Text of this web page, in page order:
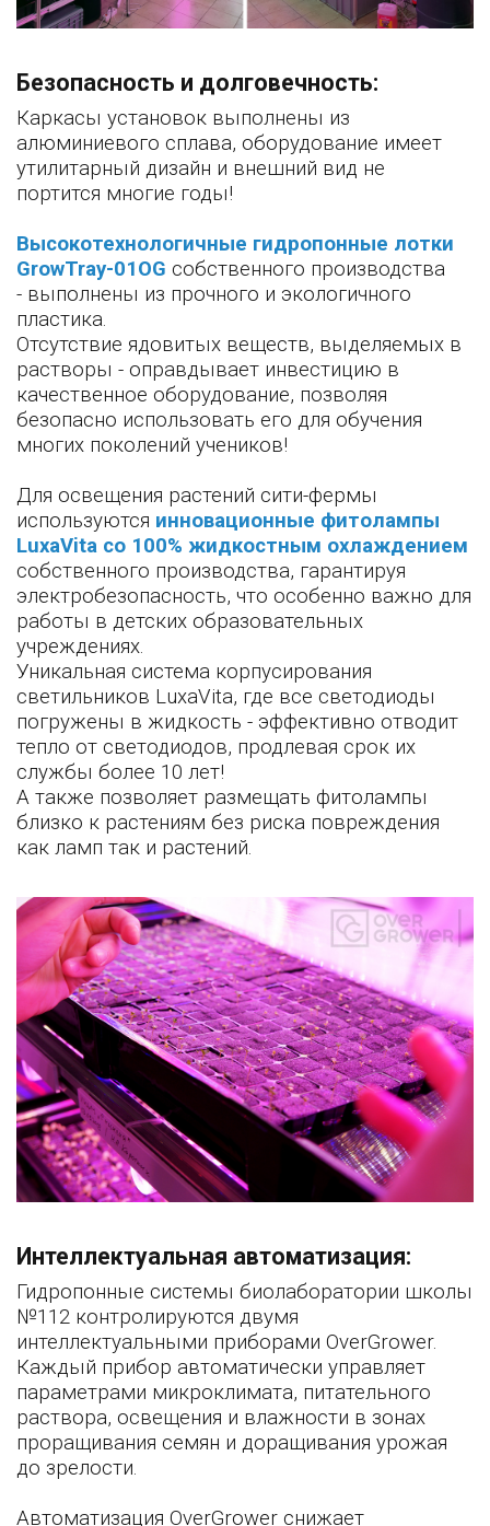
Безопасность и долговечность:
Каркасы установок выполнены из
алюминиевого сплава, оборудование имеет
утилитарный дизайн и внешний вид не
портится многие годы!
Высокотехнологичные гидропонные лотки
GrowTray-01OG собственного производства
- выполнены из прочного и экологичного
пластика.
Отсутствие ядовитых веществ, выделяемых в
растворы - оправдывает инвестицию в
качественное оборудование, позволяя
безопасно использовать его для обучения
многих поколений учеников!
Для освещения растений сити-фермы
используются инновационные фитолампы
LuxaVita со 100% жидкостным охлаждением
собственного производства, гарантируя
электробезопасность, что особенно важно для
работы в детских образовательных
учреждениях.
Уникальная система корпусирования
светильников LuxaVita, где все светодиоды
погружены в жидкость - эффективно отводит
тепло от светодиодов, продлевая срок их
службы более 10 лет!
А также позволяет размещать фитолампы
близко к растениям без риска повреждения
как ламп так и растений.
Интеллектуальная автоматизация:
Гидропонные системы биолаборатории школы
№112 контролируются двумя
интеллектуальными приборами OverGrower.
Каждый прибор автоматически управляет
параметрами микроклимата, питательного
раствора, освещения и влажности в зонах
проращивания семян и доращивания урожая
до зрелости.
Автоматизация OverGrower снижает